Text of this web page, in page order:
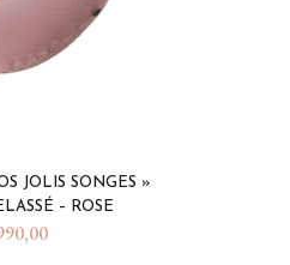
JOLIS SONGES »
– ROSE